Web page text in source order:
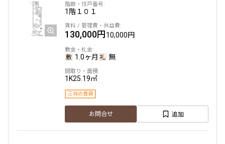
1階１０１
130,000円10,000円
1.0ヶ月 無
1K25.19㎡
三井の賃貸
お問合せ 追加